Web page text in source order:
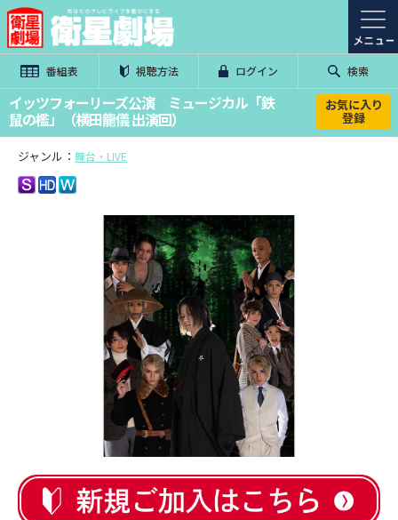
番組表 視聴方法 ログイン 検索
イッツフォーリーズ公演 ミュージカル「鉄
鼠の檻」（横田龍儀 出演回）
お気に入り
登録
ジャンル： 舞台・LIVE